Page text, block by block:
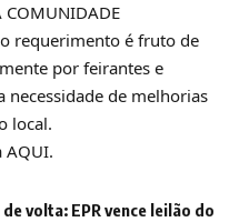
COMUNIDADE
requerimento é fruto de
por feirantes e
de melhorias
local.
AQUI.
volta: EPR vence leilão do